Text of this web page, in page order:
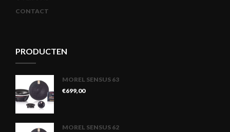
CONTACT
PRODUCTEN
MOREL SENSUS 63
€699,00
MOREL SENSUS 62